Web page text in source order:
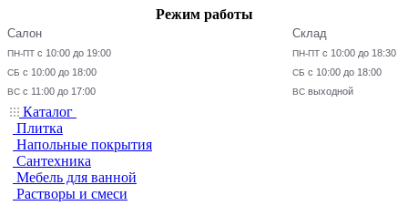
Режим работы
Салон
ПН-ПТ с 10:00 до 19:00
СБ с 10:00 до 18:00
ВС с 11:00 до 17:00
Склад
ПН-ПТ с 10:00 до 18:30
СБ с 10:00 до 18:00
ВС выходной
Каталог
Плитка
Напольные покрытия
Сантехника
Мебель для ванной
Растворы и смеси